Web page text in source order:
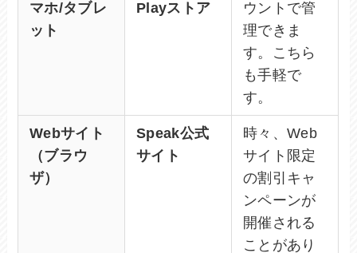
マホ/タブレ
ット
Playストア
ウントで管
理できま
す。こちら
も手軽で
す。
Webサイト
（ブラウ
ザ）
Speak公式
サイト
時々、Web
サイト限定
の割引キャ
ンペーンが
開催される
ことがあり